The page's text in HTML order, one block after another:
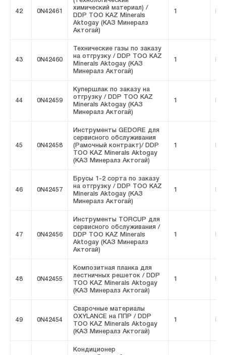
42 0N42461
химический материал) /
DDP ТОО KAZ Minerals
Aktogay (КАЗ Минералз
Актогай)
1
43 0N42460
Технические газы по заказу
на отгрузку / DDP ТОО KAZ
Minerals Aktogay (КАЗ
Минералз Актогай)
1
44 0N42459
Купершлак по заказу на
отгрузку / DDP ТОО KAZ
Minerals Aktogay (КАЗ
Минералз Актогай)
1
45 0N42458
Инструменты GEDORE для
сервисного обслуживания
(Рамочный контракт)/ DDP
ТОО KAZ Minerals Aktogay
(КАЗ Минералз Актогай)
1
46 0N42457
Брусы 1-2 сорта по заказу
на отгрузку / DDP ТОО KAZ
Minerals Aktogay (КАЗ
Минералз Актогай)
1
47 0N42456
Инструменты TORCUP для
сервисного обслуживания /
DDP ТОО KAZ Minerals
Aktogay (КАЗ Минералз
Актогай)
1
48 0N42455
Композитная планка для
лестничных решеток / DDP
ТОО KAZ Minerals Aktogay
(КАЗ Минералз Актогай)
1
49 0N42454
Сварочные материалы
OXYLANCE на ППР / DDP
ТОО KAZ Minerals Aktogay
(КАЗ Минералз Актогай)
1
Кондиционер